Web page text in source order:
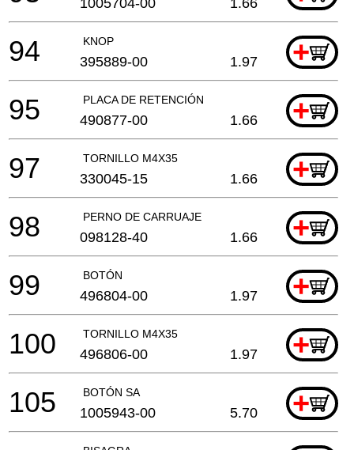
KNOP +
94 395889-00 1.97
PLACA DE RETENCIÓN +
95 490877-00 1.66
TORNILLO M4X35 +
97 330045-15 1.66
PERNO DE CARRUAJE +
98 098128-40 1.66
BOTÓN +
99 496804-00 1.97
TORNILLO M4X35 +
100 496806-00 1.97
BOTÓN SA +
105 1005943-00 5.70